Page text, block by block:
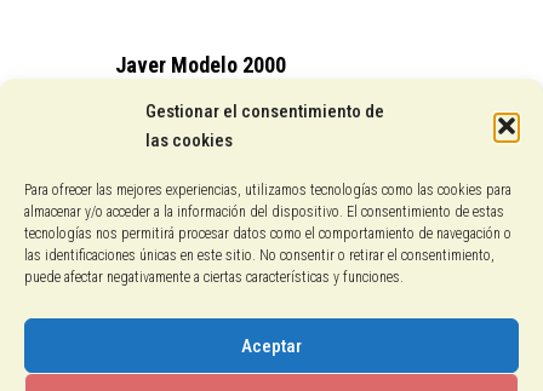
Gestionar el consentimiento de
las cookies
Para ofrecer las mejores experiencias, utilizamos tecnologías como las cookies para
almacenar y/o acceder a la información del dispositivo. El consentimiento de estas
tecnologías nos permitirá procesar datos como el comportamiento de navegación o
las identificaciones únicas en este sitio. No consentir o retirar el consentimiento,
puede afectar negativamente a ciertas características y funciones.
Aceptar
Javer Modelo 2000
15,25€
Conocenos
Pagos con PayPal